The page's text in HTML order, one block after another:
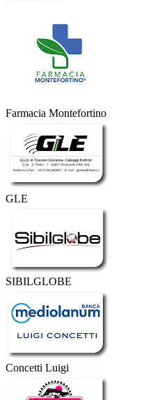
Farmacia Montefortino
GLE
SIBILGLOBE
Concetti Luigi